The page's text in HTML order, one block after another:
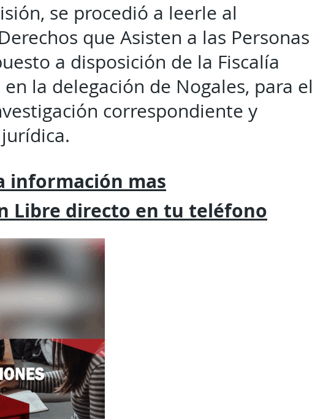
se procedió a leerle al
que Asisten a las Personas
a disposición de la Fiscalía
la delegación de Nogales, para el
correspondiente y
información mas
Libre directo en tu teléfono